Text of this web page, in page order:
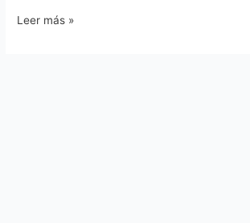
Leer más »